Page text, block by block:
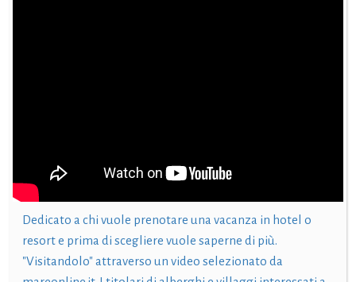
Dedicato a chi vuole prenotare una vacanza in hotel o
resort e prima di scegliere vuole saperne di più.
"Visitandolo" attraverso un video selezionato da